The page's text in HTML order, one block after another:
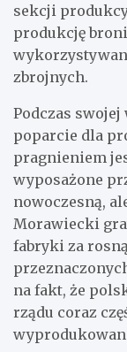
sekcji
produkcję
zbrojnych.
Podczas
poparcie dla
pragnieniem
wyposażone
nowoczesną,
Morawiecki
fabryki za
na fakt, że
rządu coraz